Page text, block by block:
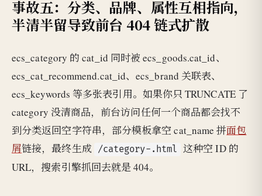
事故五：分类、品牌、属性互相指向，
半清半留导致前台 404 链式扩散
ecs_category 的 cat_id 同时被 ecs_goods.cat_id、
ecs_cat_recommend.cat_id、ecs_brand 关联表、
ecs_keywords 等多张表引用。如果你只 TRUNCATE 了
category 没清商品，前台访问任何一个商品都会找不
到分类返回空字符串，部分模板拿空 cat_name 拼面包
屑链接，最终生成 /category-.html 这种空 ID 的
URL，搜索引擎抓回去就是 404。